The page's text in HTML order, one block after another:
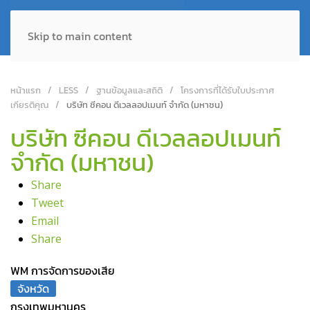
Skip to main content
หน้าแรก LESS ฐานข้อมูลและสถิติ
โครงการที่ได้รับใบประกาศ
เกียรติคุณ
บริษัท ซีคอน ดีเวลลอปเมนท์ จำกัด (มหาชน)
บริษัท ซีคอน ดีเวลลอปเมนท์
จำกัด (มหาชน)
Share
Tweet
Email
Share
WM การจัดการของเสีย
จังหวัด
กรุงเทพมหานคร